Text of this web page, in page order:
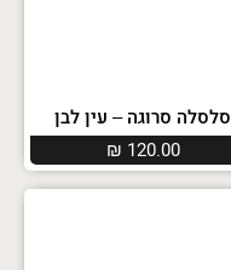
סלסלה סרוגה – עין לבן
₪ 120.00